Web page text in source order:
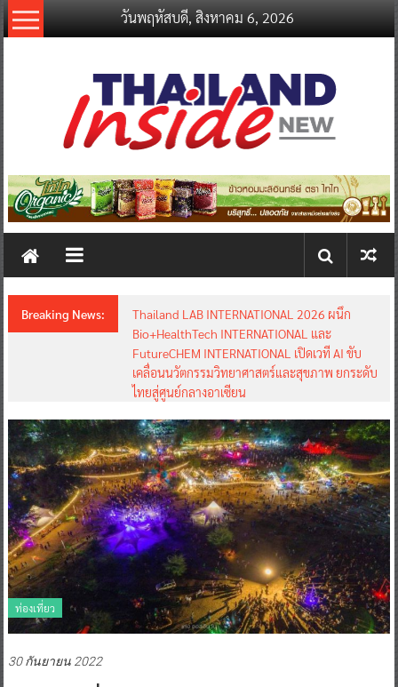
Skip
to
วันพฤหัสบดี, สิงหาคม 6, 2026
thailandinsidenew.com
Thailand
New
Breaking News:
Thailand LAB INTERNATIONAL 2026 ผนึก
Bio+HealthTech INTERNATIONAL และ
FutureCHEM INTERNATIONAL เปิดเวที AI ขับ
เคลื่อนนวัตกรรมวิทยาศาสตร์และสุขภาพ ยกระดับ
ไทยสู่ศูนย์กลางอาเซียน
ท่องเที่ยว
30 กันยายน 2022